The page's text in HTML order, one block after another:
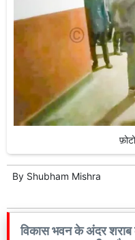
By Shubham Mishra
विकास भवन के अंदर